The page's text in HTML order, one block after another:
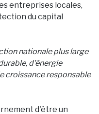
entreprises locales,
du capital
nationale plus large
d'énergie
croissance responsable
d'être un